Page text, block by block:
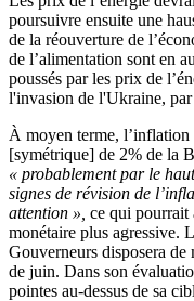
poursuivre ensuite une
de la réouverture de
de l’alimentation sont en
poussés par les prix de
l'invasion de l'Ukraine,
À moyen terme,
[symétrique] de 2% de la
« probablement par le
signes de révision de
attention », ce qui pourrait
monétaire plus agressive.
Gouverneurs disposera de
de juin. Dans son
pointes au-dessus de sa